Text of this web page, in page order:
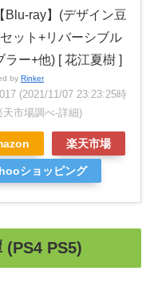
Blu-ray】(デザイン豆
ット+リバーシブル
ラー+他) [ 花江夏樹 ]
by Rinker
(2021/11/07 23:23:25時
天市場調べ-詳細)
楽天市場
ショッピング
(PS4 PS5)